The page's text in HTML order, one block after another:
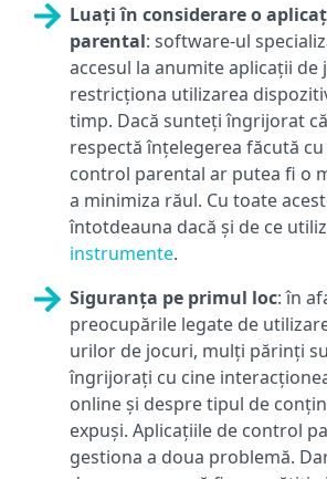
Luați în considerare o
parental: software-ul
accesul la anumite aplicații
restricționa utilizarea
timp. Dacă sunteți îngrijorat
respectă înțelegerea făcută
control parental ar putea fi o
a minimiza răul. Cu toate
întotdeauna dacă și de ce
instrumente.
Siguranța pe primul loc: în
preocupările legate de
urilor de jocuri, mulți părinți
îngrijorați cu cine
online și despre tipul de
expuși. Aplicațiile de control
gestiona a doua problemă.